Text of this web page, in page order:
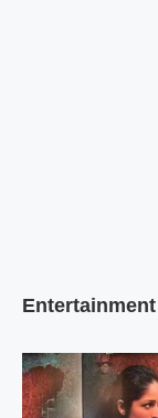
Entertainment